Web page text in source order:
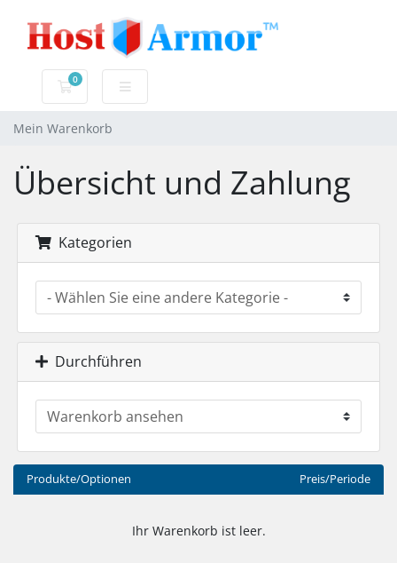
0
Mein Warenkorb
Mein Warenkorb
Übersicht und Zahlung
Kategorien
Durchführen
Produkte/Optionen Preis/Periode
Ihr Warenkorb ist leer.